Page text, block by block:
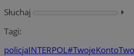
Słuchaj
⏵︎
Tagi:
policjaINTERPOL